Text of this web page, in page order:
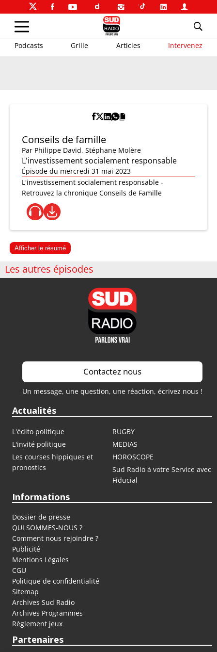
Podcasts Grille Articles Intervenez
Conseils de famille
Par Philippe David, Stéphane Molère
L'investissement socialement responsable
Épisode du mercredi 31 mai 2023
L'investissement socialement responsable -
Retrouvez la chronique Conseils de Famille
Afficher le résumé
Les autres épisodes
Contactez nous
Un message, une question, une réaction, écrivez nous !
Actualités
L'édito politique
RUGBY
L'invité politique
MEDIAS
Les courses hippiques et
pronostics
HOROSCOPE
Sud Radio à votre Service avec
Fiducial
Informations
Dossier de presse
QUI SOMMES-NOUS ?
Comment nous rejoindre ?
Publicité
Mentions Légales
CGU
Politique de confidentialité
Sitemap
Archives Sud Radio
Archives Programmes
Règlement jeux
Partenaires